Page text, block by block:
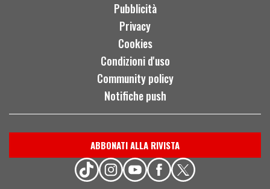
Pubblicità
Privacy
Cookies
Condizioni d'uso
Community policy
Notifiche push
ABBONATI ALLA RIVISTA